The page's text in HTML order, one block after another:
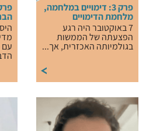
פרק 3: דימויים במלחמה,
מלחמת הדימויים
7 באוקטובר היה רגע
הפצעתה של הממשות
בגולמיותה האכזרית, אך... עם